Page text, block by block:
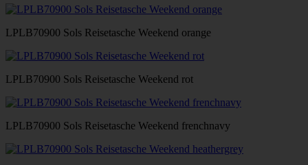
LPLB70900 Sols Reisetasche Weekend orange
LPLB70900 Sols Reisetasche Weekend rot
LPLB70900 Sols Reisetasche Weekend frenchnavy